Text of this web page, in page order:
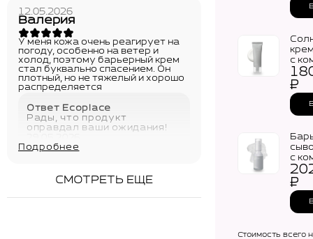
12.05.2026
Валерия
У меня кожа очень реагирует на
погоду, особенно на ветер и
холод, поэтому барьерный крем
стал буквально спасением. Он
плотный, но не тяжелый и хорошо
распределяется
Ответ Ecoplace
Рады, что продукт
оправдал ваши ожидания!
Подробнее
СМОТРЕТЬ ЕЩЕ
с
Sun
₽
с
₽
Стоимость всего